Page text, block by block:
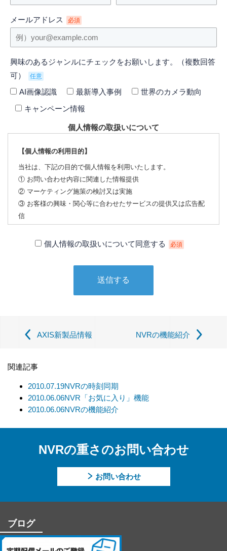
メールアドレス 必須
興味のあるジャンルにチェックをお願いします。（複数回答
可）
任意
AI画像認識 最新導入事例
世界のカメラ動向
キャンペーン情報
個人情報の取扱いについて
【個人情報の利用目的】
当社は、下記の目的で個人情報を利用いたします。
① お問い合わせ内容に関連した情報提供
② マーケティング施策の検討又は実施
③ お客様の興味・関心等に合わせたサービスの提供又は広告配
信
当社は、下記の場合を除いて個人情報を第三者に提供すること
（この場合においても、適切な社内手続を経て行います）
【個人情報の取扱いを委託する場合について】
扱いを第三者に委託する場合があります。この場合、法令及び
当社の基準に従って委託先を選定し、機密保持契約を締結しま
す。委託先に対しては個人情報の適切な取扱いを監督指導しま
す。
当社は、開示対象個人情報の「利用目的の通知」「開示」「訂
正、追加、削除」「利用又は提供の拒否」の請求に応じており
上記事項を請求される場合は、当社「個人情報窓口」までお知
当社への個人情報の提供については本人の任意です。ただし、
提供頂けない個人情報の種類によっては、【個人情報の利用目
的】に記載した業務ができない場合があります。
個人情報の取扱いについて同意する 必須
AXIS新製品情報 NVRの機能紹介
関連記事
2010.07.19NVRの時刻同期
2010.06.06NVR「お気に入り」機能
2010.06.06NVRの機能紹介
NVRの重さのお問い合わせ
お問い合わせ
ブログ